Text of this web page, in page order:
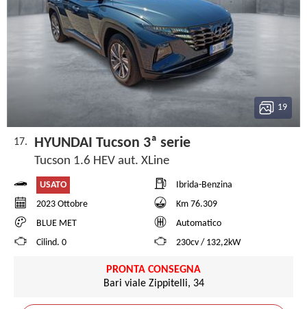
19
17. HYUNDAI Tucson 3ª serie
Tucson 1.6 HEV aut. XLine
USATO
Ibrida-Benzina
2023 Ottobre
Km 76.309
BLUE MET
Automatico
Cilind. 0
230cv / 132,2kW
PRONTA CONSEGNA
Bari viale Zippitelli, 34